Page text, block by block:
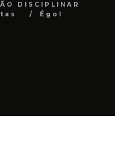
DISCIPLINAR
Égol